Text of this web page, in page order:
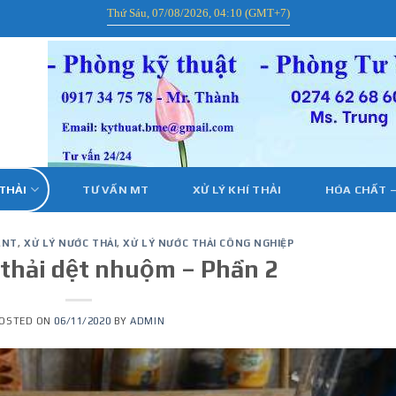
Thứ Sáu, 07/08/2026, 04:10 (GMT+7)
TƯ VẤN MT XỬ LÝ KHÍ THẢI HÓA CHẤT
, XỬ LÝ NƯỚC THẢI,XỬ LÝ NƯỚC THẢI CÔNG NGHIỆP
dệt nhuộm – Phần 2
ON 06/11/2020 BYADMIN